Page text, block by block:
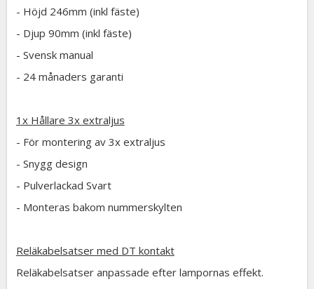
- Höjd 246mm (inkl fäste)
- Djup 90mm (inkl fäste)
- Svensk manual
- 24 månaders garanti
1x Hållare 3x extraljus
- För montering av 3x extraljus
- Snygg design
- Pulverlackad Svart
- Monteras bakom nummerskylten
Reläkabelsatser med DT kontakt
Reläkabelsatser anpassade efter lampornas effekt.